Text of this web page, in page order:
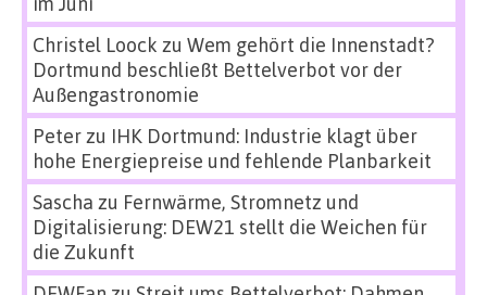
Christel Loock zu Wem gehört die Innenstadt?
Dortmund beschließt Bettelverbot vor der
Außengastronomie
Peterzu IHK Dortmund: Industrie klagt über
hohe Energiepreise und fehlende Planbarkeit
Sascha zu Fernwärme, Stromnetz und
Digitalisierung: DEW21 stellt die Weichen für
die Zukunft